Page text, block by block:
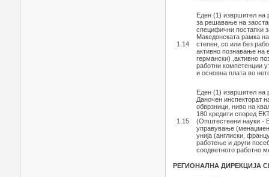
1.14
Еден (1) извршител на
за решавање на
специфични постапки
Македонската рамка
степен, со или без
активно познавање на
германски) ,активно
работни компетенции
и основна плата во
1.15
Еден (1) извршител на
Даночен инспекторат
обврзници, ниво на
180 кредити според
(Општествени науки -
управување
унија (англиски,
работење и други
соодветното работно
РЕГИОНАЛНА ДИРЕКЦИЈА